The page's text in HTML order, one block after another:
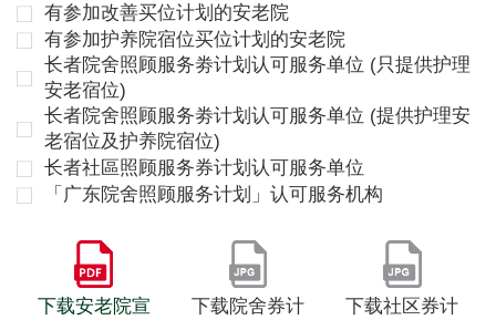
有参加改善买位计划的安老院
有参加护养院宿位买位计划的安老院
长者院舍照顾服务劵计划认可服务单位 (只提供护理
安老宿位)
长者院舍照顾服务劵计划认可服务单位 (提供护理安
老宿位及护养院宿位)
长者社區照顾服务券计划认可服务单位
「广东院舍照顾服务计划」认可服务机构
下载安老院宣
下载院舍券计
下载社区券计